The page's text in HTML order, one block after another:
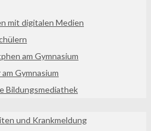
mit digitalen Medien
am Gymnasium
Gymnasium
Bildungsmediathek
und Krankmeldung